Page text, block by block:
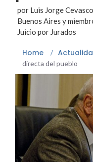
por Luis Jorge
Buenos Aires y
Juicio por Jurados
Home /
directa del pueblo